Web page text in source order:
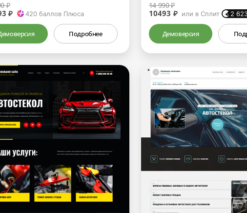
₽
₽ 420баллов Плюса
Подробнее
14 990 ₽
10493 ₽ или в Сплит 2
Демоверсия